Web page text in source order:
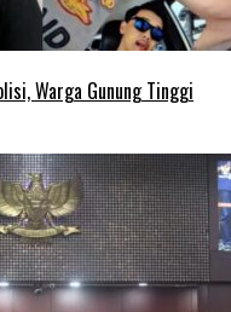
Warga Gunung Tinggi